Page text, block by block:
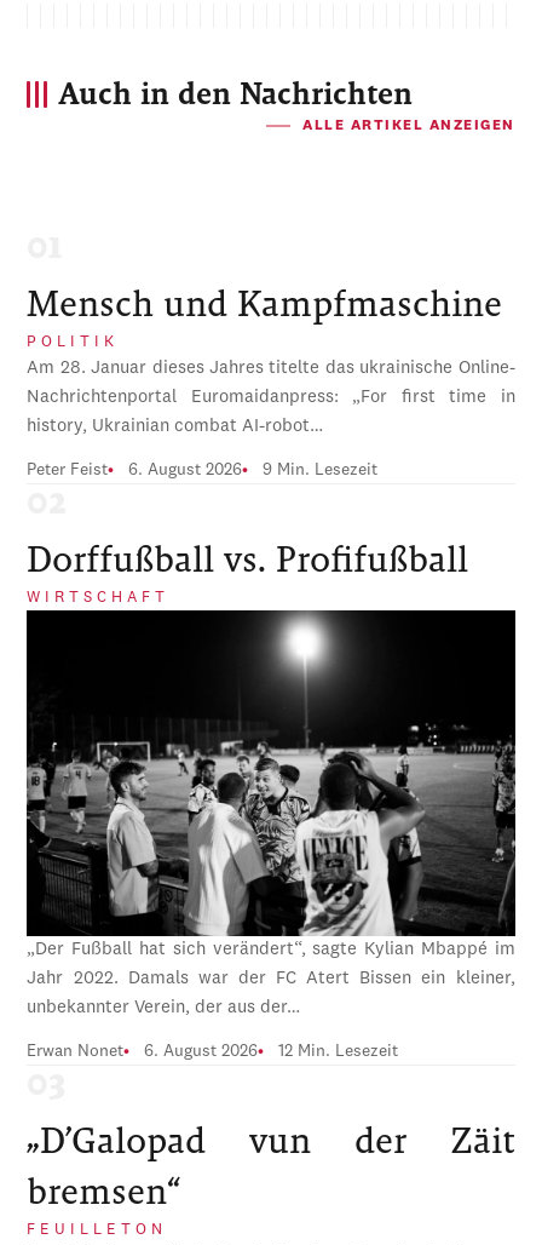
Auch in den Nachrichten
ALLE ARTIKEL ANZEIGEN
Mensch und Kampfmaschine
POLITIK
Am 28. Januar dieses Jahres titelte das ukrainische Online-
Nachrichtenportal Euromaidanpress: „For first time in
history, Ukrainian combat AI-robot…
Peter Feist 6. August 2026 9 Min. Lesezeit
Dorffußball vs. Profifußball
WIRTSCHAFT
„Der Fußball hat sich verändert“, sagte Kylian Mbappé im
Jahr 2022. Damals war der FC Atert Bissen ein kleiner,
unbekannter Verein, der aus der…
Erwan Nonet 6. August 2026 12 Min. Lesezeit
„D’Galopad vun der Zäit
bremsen“
FEUILLETON